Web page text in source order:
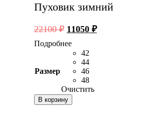
Пуховик зимний
22100₽ Первоначальная
составляла
22100 ₽.
11050 ₽Текущая
Подробнее
Размер
42
44
46
48
Очистить
В корзину